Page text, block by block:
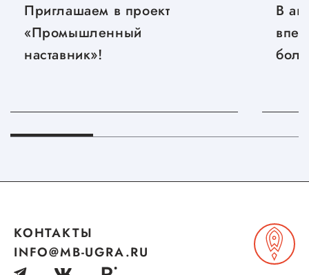
Контакты
Приглашаем в проект
«Промышленный
наставник»!
В
КОНТАКТЫ
INFO@MB-UGRA.RU